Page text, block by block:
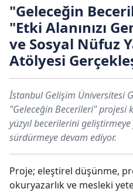
"Geleceğin
"Etki Alanınızı
ve Sosyal Nüfuz
Atölyesi
İstanbul Gelişim Üniversitesi
"Geleceğin Becerileri" projesi
yüzyıl becerilerini
sürdürmeye devam ediyor.
Proje; eleştirel düşünme,
okuryazarlık ve mesleki